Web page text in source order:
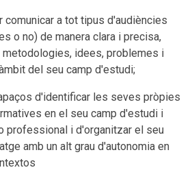
comunicar a tot tipus d'audiències
o no) de manera clara i precisa,
metodologies, idees, problemes i
del seu camp d'estudi;
d'identificar les seves pròpies
en el seu camp d'estudi i
professional i d'organitzar el seu
amb un alt grau d'autonomia en